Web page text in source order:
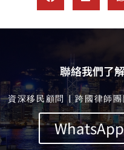
聯絡我們了
資深移民顧問 | 跨國律師